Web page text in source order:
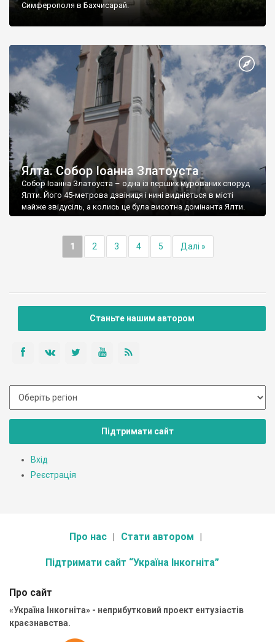
Симферополя в Бахчисарай.
Ялта. Собор Іоанна Златоуста
Собор Іоанна Златоуста – одна із перших мурованих споруд
Ялти. Його 45-метрова дзвіниця і нині видніється в місті
майже звідусіль, а колись це була висотна домінанта Ялти.
1 2 3 4 5 Далі »
Станьте нашим автором
Підтримати сайт
Вхід
Реєстрація
Про нас Стати автором
Підтримати сайт “Україна Інкогніта”
Про сайт
«Україна Інкогніта» - неприбутковий проект ентузіастів
краєзнавства.